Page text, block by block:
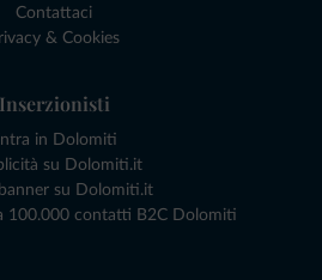
Contattaci
& Cookies
Inserzionisti
in Dolomiti
su Dolomiti.it
banner su Dolomiti.it
100.000 contatti B2C Dolomiti